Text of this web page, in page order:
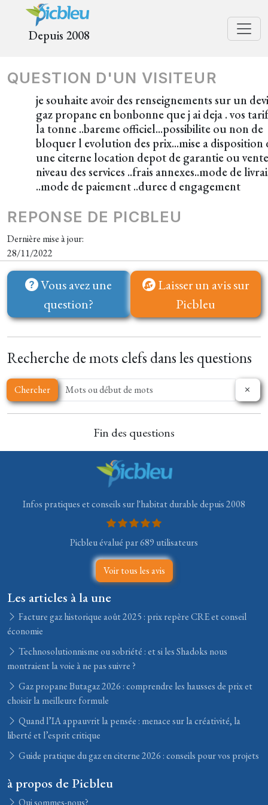
Depuis 2008
QUESTION D'UN VISITEUR
je souhaite avoir des renseignements sur un
gaz propane en bonbonne que j ai deja . vos
la tonne ..bareme officiel...possibilite ou non de
bloquer l evolution des prix...mise a disposition
une citerne location depot de garantie ou
niveau des services ..frais annexes..mode de
..mode de paiement ..duree d engagement
REPONSE DE PICBLEU
Dernière mise à jour:
28/11/2022
Vous avez une
question?
Laisser un avis sur
Picbleu
Recherche de mots clefs dans les questions
Chercher
Fin des questions
Infos pratiques et conseils sur l'habitat durable depuis 2008
Picbleu évalué par 689 utilisateurs
Voir tous les avis
Les articles à la une
Facture gaz historique août 2025 : prix repère CRE et conseil
économie
Technosolutionnisme ou sobriété : et si les Shadoks nous
montraient la voie à ne pas suivre ?
Gaz propane Butagaz 2026 : comprendre les hausses de prix et
choisir la meilleure formule
Quand l’IA appauvrit la pensée : menace sur la créativité, la
liberté et l’esprit critique
Guide pratique du gaz en citerne 2026 : conseils pour vos projets
à propos de Picbleu
Qui sommes-nous?